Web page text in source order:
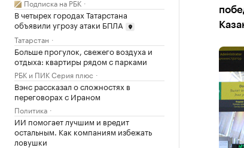
Подписка на РБК
В четырех городах Татарстана
объявили угрозу атаки БПЛА
Татарстан
Больше прогулок, свежего воздуха и
отдыха: квартиры рядом с парками
РБК и ПИК Серия плюс
Вэнс рассказал о сложностях в
переговорах с Ираном
Политика
ИИ помогает лучшим и вредит
остальным. Как компаниям избежать
ловушки